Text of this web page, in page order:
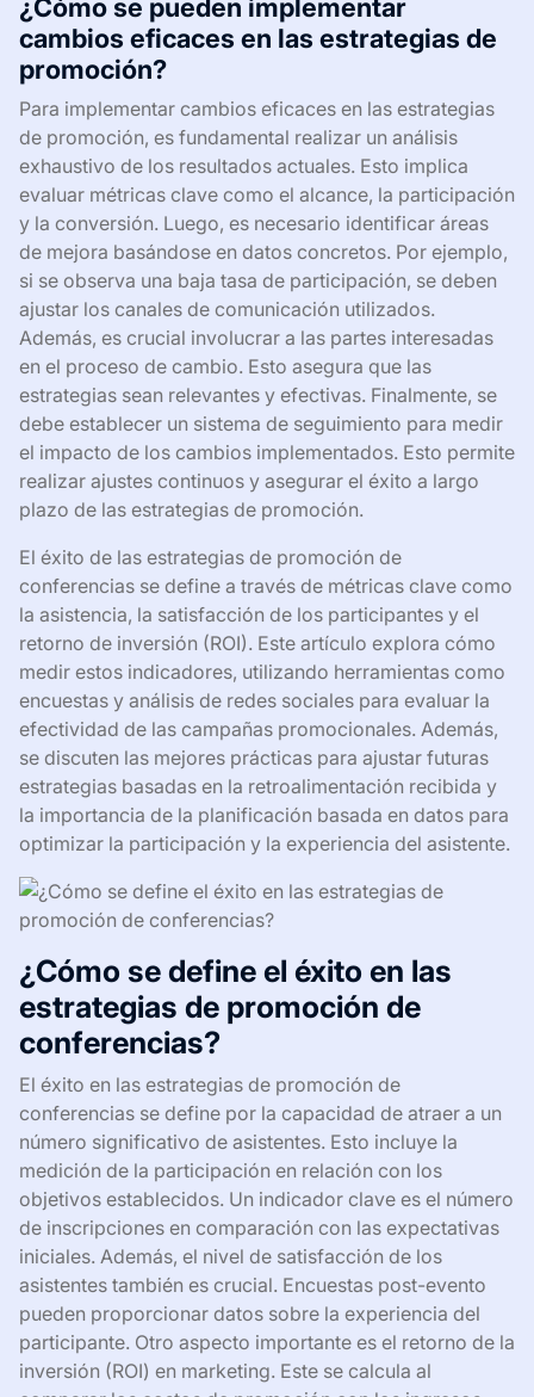
¿Cómo se pueden implementar
cambios eficaces en las estrategias de
promoción?
Para implementar cambios eficaces en las estrategias
de promoción, es fundamental realizar un análisis
exhaustivo de los resultados actuales. Esto implica
evaluar métricas clave como el alcance, la participación
y la conversión. Luego, es necesario identificar áreas
de mejora basándose en datos concretos. Por ejemplo,
si se observa una baja tasa de participación, se deben
ajustar los canales de comunicación utilizados.
Además, es crucial involucrar a las partes interesadas
en el proceso de cambio. Esto asegura que las
estrategias sean relevantes y efectivas. Finalmente, se
debe establecer un sistema de seguimiento para medir
el impacto de los cambios implementados. Esto permite
realizar ajustes continuos y asegurar el éxito a largo
plazo de las estrategias de promoción.
El éxito de las estrategias de promoción de
conferencias se define a través de métricas clave como
la asistencia, la satisfacción de los participantes y el
retorno de inversión (ROI). Este artículo explora cómo
medir estos indicadores, utilizando herramientas como
encuestas y análisis de redes sociales para evaluar la
efectividad de las campañas promocionales. Además,
se discuten las mejores prácticas para ajustar futuras
estrategias basadas en la retroalimentación recibida y
la importancia de la planificación basada en datos para
optimizar la participación y la experiencia del asistente.
¿Cómo se define el éxito en las
estrategias de promoción de
conferencias?
El éxito en las estrategias de promoción de
conferencias se define por la capacidad de atraer a un
número significativo de asistentes. Esto incluye la
medición de la participación en relación con los
objetivos establecidos. Un indicador clave es el número
de inscripciones en comparación con las expectativas
iniciales. Además, el nivel de satisfacción de los
asistentes también es crucial. Encuestas post-evento
pueden proporcionar datos sobre la experiencia del
participante. Otro aspecto importante es el retorno de la
inversión (ROI) en marketing. Este se calcula al